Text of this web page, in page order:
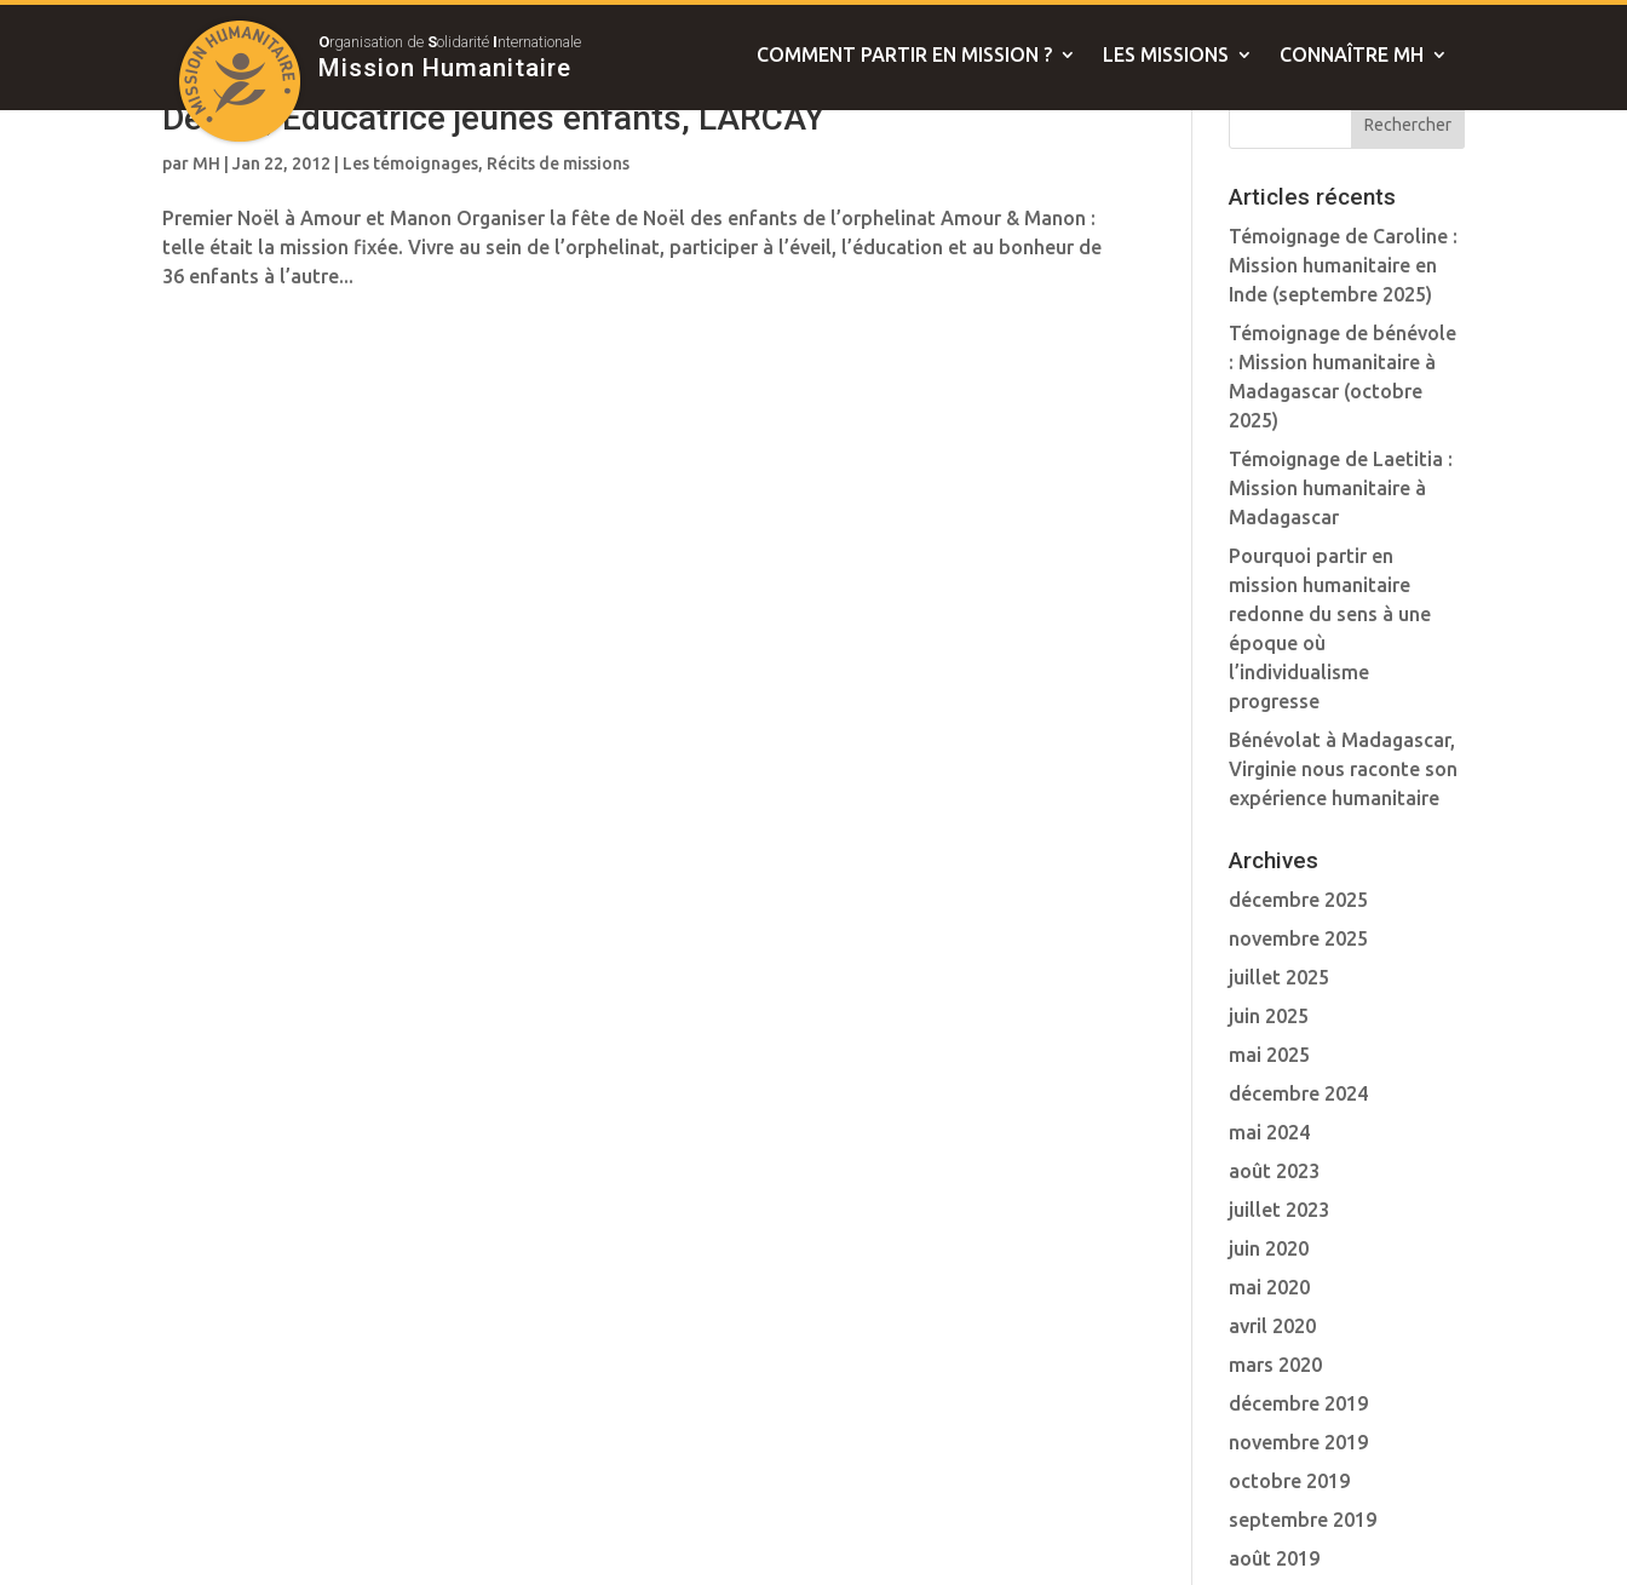
Organisation de Solidarité Internationale
Mission Humanitaire COMMENT PARTIR EN MISSION ? LES MISSIONS CONNAÎTRE MH
De Léa, Educatrice jeunes enfants, LARCAY
par MH |Jan 22, 2012 Les témoignages, Récits de missions
Premier Noël à Amour et Manon Organiser la fête de Noël des enfants de l’orphelinat Amour & Manon :
telle était la mission fixée. Vivre au sein de l’orphelinat, participer à l’éveil, l’éducation et au bonheur de
36 enfants à l’autre...
Articles récents
Témoignage de Caroline :
Mission humanitaire en
Inde (septembre 2025)
Témoignage de bénévole
: Mission humanitaire à
Madagascar (octobre
2025)
Témoignage de Laetitia :
Mission humanitaire à
Madagascar
Pourquoi partir en
mission humanitaire
redonne du sens à une
époque où
l’individualisme
progresse
Bénévolat à Madagascar,
Virginie nous raconte son
expérience humanitaire
Archives
décembre 2025
novembre 2025
juillet 2025
juin 2025
mai 2025
décembre 2024
mai 2024
août 2023
juillet 2023
juin 2020
mai 2020
avril 2020
mars 2020
décembre 2019
novembre 2019
octobre 2019
septembre 2019
août 2019